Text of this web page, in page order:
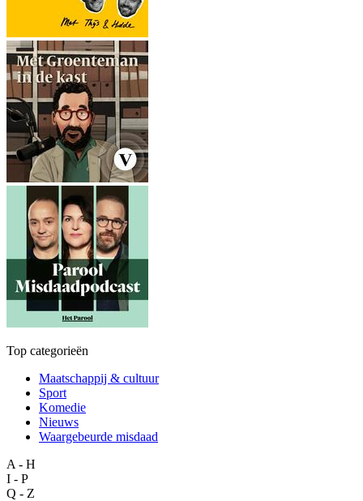
Top categorieën
Maatschappij & cultuur
Sport
Komedie
Nieuws
Waargebeurde misdaad
A - H
I - P
Q - Z